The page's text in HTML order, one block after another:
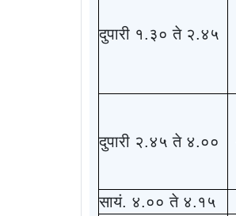
दुपारी १.३० ते २.४५
दुपारी २.४५ ते ४.००
सायं. ४.०० ते ४.१५